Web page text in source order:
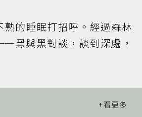
熟的睡眠打招呼。經過森林
黑與黑對談，談到深處，